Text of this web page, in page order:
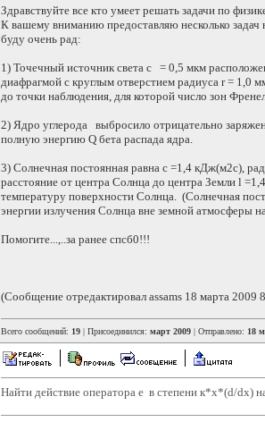
Здравствуйте все кто умеет решать задачи по
К вашему вниманию предоставляю несколько
буду очень рад:
1) Точечный источник света с = 0,5 мкм
диафрагмой с круглым отверстием радиуса r = 1,0
до точки наблюдения, для которой число зон
2) Ядро углерода выбросило отрицательно
полную энергию Q бета распада ядра.
3) Солнечная постоянная равна c =1,4 кДж(м2с),
расстояние от центра Солнца до центра Земли l
температуру поверхности Солнца. (Солнечная
энергии излучения Солнца вне земной атмосферы
Помогите...,..за ранее спсб0!!!
(Сообщение отредактировал assams 18 марта 2009
Всего сообщений: 19 | Присоединился: март 2009 | Отправлено: 18
Найти действие оператора е в степени к*х*(d/dx)